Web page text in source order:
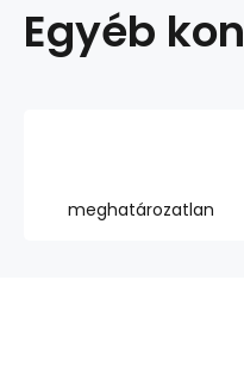
Egyéb
meghatározatlan